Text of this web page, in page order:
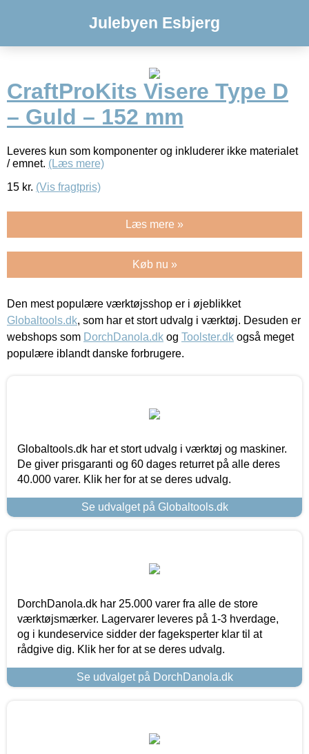
Julebyen Esbjerg
CraftProKits Visere Type D
– Guld – 152 mm
Leveres kun som komponenter og inkluderer ikke materialet
/ emnet. (Læs mere)
15 kr. (Vis fragtpris)
Læs mere »
Køb nu »
Den mest populære værktøjsshop er i øjeblikket
Globaltools.dk, som har et stort udvalg i værktøj. Desuden er
webshops som DorchDanola.dk og Toolster.dk også meget
populære iblandt danske forbrugere.
Globaltools.dk har et stort udvalg i værktøj og maskiner.
De giver prisgaranti og 60 dages returret på alle deres
40.000 varer. Klik her for at se deres udvalg.
Se udvalget på Globaltools.dk
DorchDanola.dk har 25.000 varer fra alle de store
værktøjsmærker. Lagervarer leveres på 1-3 hverdage,
og i kundeservice sidder der fageksperter klar til at
rådgive dig. Klik her for at se deres udvalg.
Se udvalget på DorchDanola.dk